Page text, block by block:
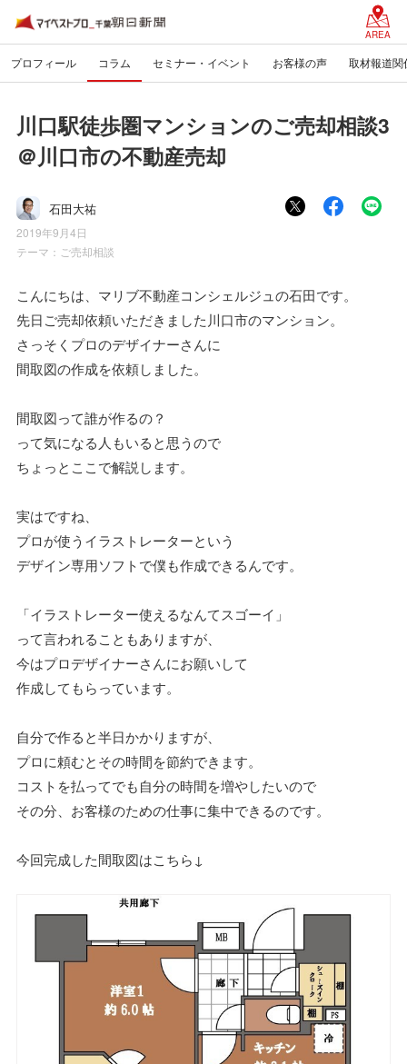
AREA
プロフィール コラム セミナー・イベント お客様の声 取材報道関
川口駅徒歩圏マンションのご売却相談3
＠川口市の不動産売却
石田大祐
2019年9月4日
テーマ： ご売却相談
こんにちは、マリブ不動産コンシェルジュの石田です。
先日ご売却依頼いただきました川口市のマンション。
さっそくプロのデザイナーさんに
間取図の作成を依頼しました。
間取図って誰が作るの？
って気になる人もいると思うので
ちょっとここで解説します。
実はですね、
プロが使うイラストレーターという
デザイン専用ソフトで僕も作成できるんです。
「イラストレーター使えるなんてスゴーイ」
って言われることもありますが、
今はプロデザイナーさんにお願いして
作成してもらっています。
自分で作ると半日かかりますが、
プロに頼むとその時間を節約できます。
コストを払ってでも自分の時間を増やしたいので
その分、お客様のための仕事に集中できるのです。
今回完成した間取図はこちら↓